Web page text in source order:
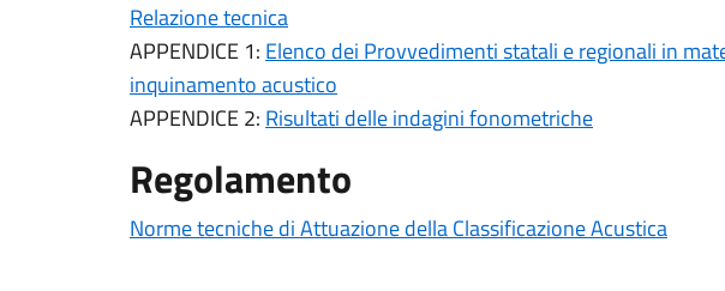
Relazione tecnica
APPENDICE 1: Elenco dei Provvedimenti statali e regionali in
inquinamento acustico
APPENDICE 2: Risultati delle indagini fonometriche
Regolamento
Norme tecniche di Attuazione della Classificazione Acustica